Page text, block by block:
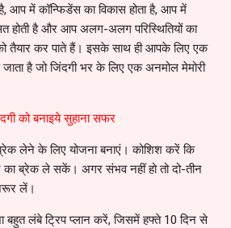
आप में कॉन्फिडेंस का विकास होता है, आप में
होती है और आप अलग-अलग परिस्थितियों का
तैयार कर पाते हैं। इसके साथ ही आपके लिए एक
है जो जिंदगी भर के लिए एक अनमोल मेमोरी
को बनाइये सुहाना सफर
लेने के लिए योजना बनाएं। कोशिश करें कि
का ब्रेक ले सकें। अगर संभव नहीं हो तो दो-तीन
लें।
बहुत लंबे ट्रिप प्लान करें, जिसमें हफ्ते 10 दिन से